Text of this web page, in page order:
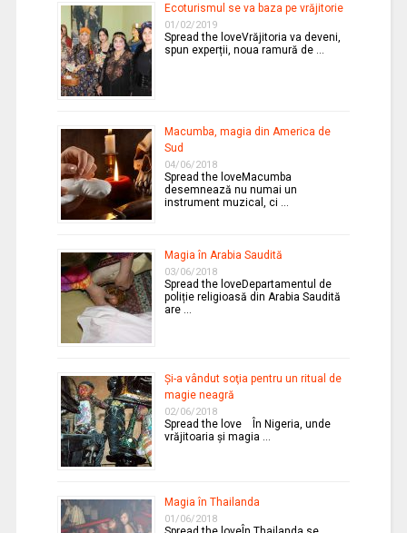
Ecoturismul se va baza pe vrăjitorie
01/02/2019
Spread the loveVrăjitoria va deveni,
spun experții, noua ramură de …
Macumba, magia din America de
Sud
04/06/2018
Spread the loveMacumba
desemnează nu numai un
instrument muzical, ci …
Magia în Arabia Saudită
03/06/2018
Spread the loveDepartamentul de
poliție religioasă din Arabia Saudită
are …
Şi-a vândut soţia pentru un ritual de
magie neagră
02/06/2018
Spread the love În Nigeria, unde
vrăjitoaria şi magia …
Magia în Thailanda
01/06/2018